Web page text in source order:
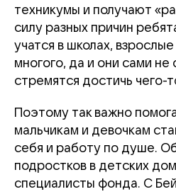
техникумы и получают
силу разных причин
учатся в школах,
многого, да и они сами не
стремятся достичь чего-
Поэтому так важно
мальчикам и девочкам
себя и работу по душе.
подростков в детских
специалисты фонда. С